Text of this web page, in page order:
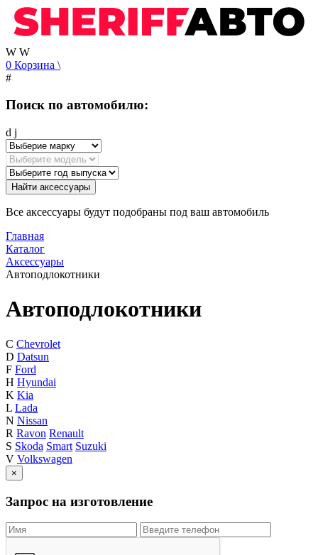
W W
0 Корзина \
#
Поиск по автомобилю:
d j
Найти аксессуары
Все аксессуары будут подобраны под ваш автомобиль
Главная
Каталог
Аксессуары
Автоподлокотники
Автоподлокотники
C Chevrolet
D Datsun
F Ford
H Hyundai
K Kia
L Lada
N Nissan
R Ravon Renault
S Skoda Smart Suzuki
V Volkswagen
×
Запрос на изготовление